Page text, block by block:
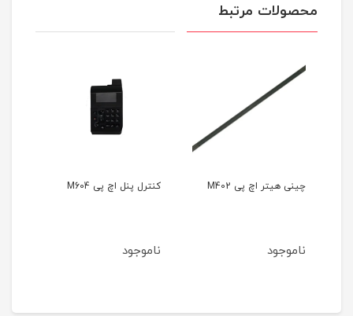
محصولات مرتبط
چینی هیتر اچ پی M402
ناموجود
کنترل پنل اچ پی M604
ناموجود